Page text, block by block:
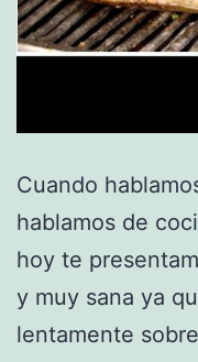
Cuando
hablamos de
hoy te
y muy sana ya
lentamente